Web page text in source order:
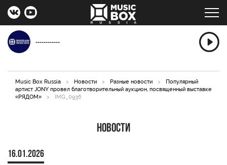
------------
Music Box Russia > Новости > Разные новости >
Популярный
артист JONY провел благотворительный аукцион, посвященный выставке
«РЯДОМ»
> IMG_0936
Новости
16.01.2026